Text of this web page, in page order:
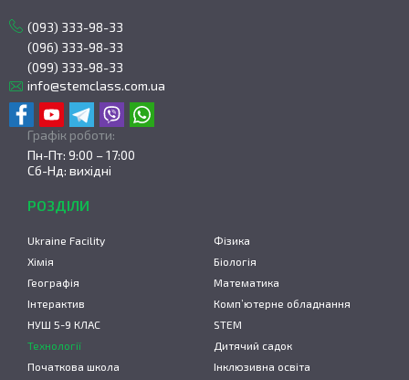
(093) 333-98-33
(096) 333-98-33
(099) 333-98-33
info@stemclass.com.ua
Графік роботи:
Пн-Пт: 9:00 – 17:00
Сб-Нд: вихідні
РОЗДІЛИ
Ukraine Facility
Фізика
Хімія
Біологія
Географія
Математика
Інтерактив
Комп’ютерне обладнання
НУШ 5-9 КЛАС
STEM
Технології
Дитячий садок
Початкова школа
Інклюзивна освіта